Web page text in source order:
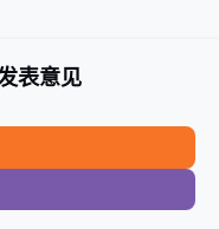
表意见